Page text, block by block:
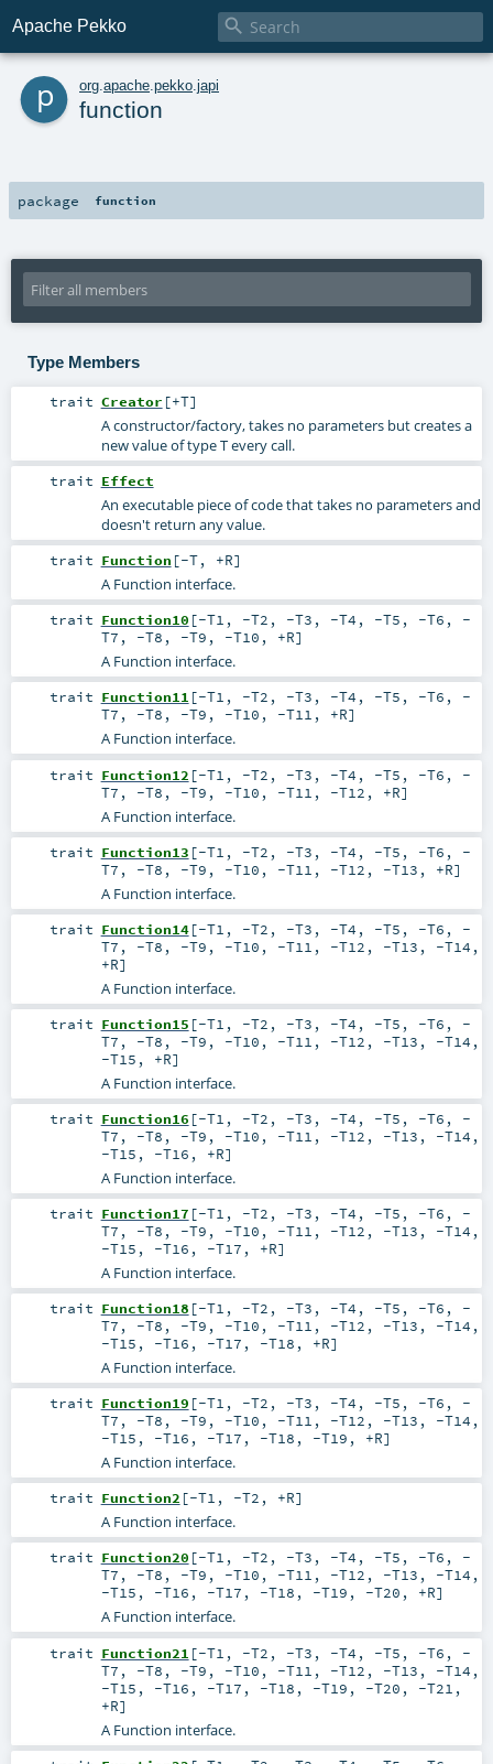
Apache Pekko 
p org apache pekko japi
function
package function
Type Members
trait Creator [+T]
A constructor/factory, takes no parameters but creates a
new value of type T every call.
trait Effect
An executable piece of code that takes no parameters and
doesn't return any value.
trait Function [-T, +R]
A Function interface.
trait Function10 [-T1 , -T2 , -T3 , -T4 , -T5 , -T6 , -
T7 , -T8 , -T9 , -T10 , +R]
A Function interface.
trait Function11 [-T1 , -T2 , -T3 , -T4 , -T5 , -T6 , -
T7 , -T8 , -T9 , -T10 , -T11 , +R]
A Function interface.
trait Function12 [-T1 , -T2 , -T3 , -T4 , -T5 , -T6 , -
T7 , -T8 , -T9 , -T10 , -T11 , -T12 , +R]
A Function interface.
trait Function13 [-T1 , -T2 , -T3 , -T4 , -T5 , -T6 , -
T7 , -T8 , -T9 , -T10 , -T11 , -T12 , -T13 , +R]
A Function interface.
trait Function14[-T1 , -T2 , -T3 , -T4 , -T5 , -T6 , -
T7 , -T8 , -T9 , -T10 , -T11 , -T12 , -T13 , -T14 ,
+R]
A Function interface.
trait Function15 [-T1 , -T2 , -T3 , -T4 , -T5 , -T6 , -
T7 , -T8 , -T9 , -T10 , -T11 , -T12 , -T13 , -T14 ,
-T15 , +R]
A Function interface.
trait Function16 [-T1 , -T2 , -T3 , -T4 , -T5 , -T6 , -
T7 , -T8 , -T9 , -T10 , -T11 , -T12 , -T13 , -T14 ,
-T15 , -T16 , +R]
A Function interface.
trait Function17 [-T1 , -T2 , -T3 , -T4 , -T5 , -T6 , -
T7 , -T8 , -T9 , -T10 , -T11 , -T12 , -T13 , -T14 ,
-T15 , -T16 , -T17 , +R]
A Function interface.
trait Function18 [-T1 , -T2 , -T3 , -T4 , -T5 , -T6 , -
T7 , -T8 , -T9 , -T10 , -T11 , -T12 , -T13 , -T14 ,
-T15 , -T16 , -T17 , -T18 , +R]
A Function interface.
trait Function19 [-T1 , -T2 , -T3 , -T4 , -T5 , -T6 , -
T7 , -T8 , -T9 , -T10 , -T11 , -T12 , -T13 , -T14 ,
-T15 , -T16 , -T17 , -T18 , -T19 , +R]
A Function interface.
trait Function2 [-T1 , -T2 , +R]
A Function interface.
trait Function20 [-T1 , -T2 , -T3 , -T4 , -T5 , -T6 , -
T7 , -T8 , -T9 , -T10 , -T11 , -T12 , -T13 , -T14 ,
-T15 , -T16 , -T17 , -T18 , -T19 , -T20 , +R]
A Function interface.
trait Function21 [-T1 , -T2 , -T3 , -T4 , -T5 , -T6 , -
T7 , -T8 , -T9 , -T10 , -T11 , -T12 , -T13 , -T14 ,
-T15 , -T16 , -T17 , -T18 , -T19 , -T20 , -T21 ,
+R]
A Function interface.